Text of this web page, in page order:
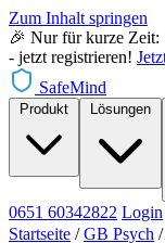
Zum Inhalt springen
🎉 Nur für kurze Zeit:
- jetzt registrieren!
SafeMind
0651 60342822 Login
Startseite / GB Psych /